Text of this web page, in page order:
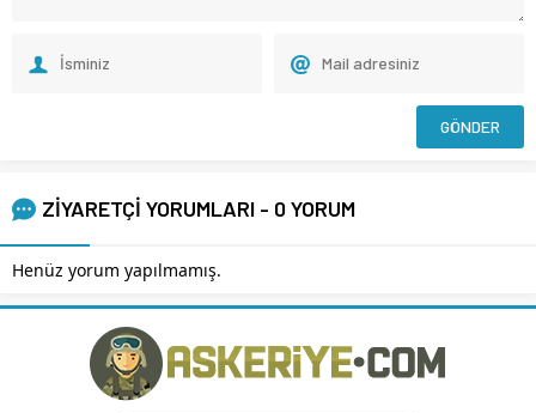
ZİYARETÇİ YORUMLARI - 0 YORUM
Henüz yorum yapılmamış.